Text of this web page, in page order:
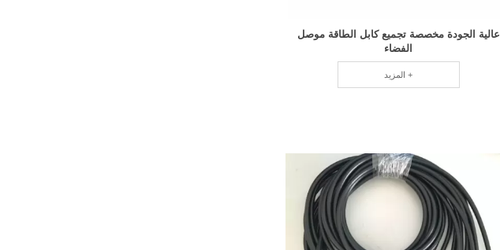
عالية الجودة مخصصة تجميع كابل الطاقة موصل
الفضاء
المزيد +